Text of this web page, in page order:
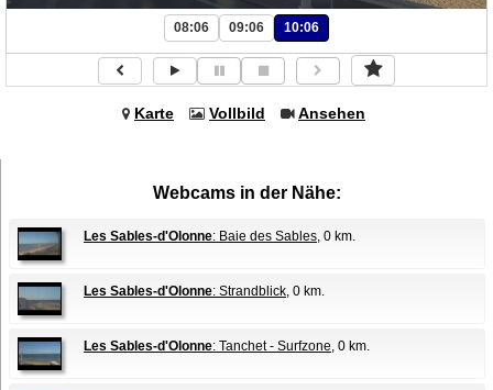
08:06 09:06 10:06
Karte Vollbild Ansehen
Webcams in der Nähe:
Les Sables-d'Olonne: Baie des Sables, 0 km.
Les Sables-d'Olonne: Strandblick, 0 km.
Les Sables-d'Olonne: Tanchet - Surfzone, 0 km.